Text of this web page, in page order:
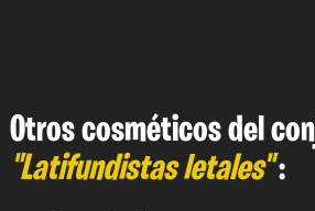
Otros cosméticos del
"Latifundistas letales":